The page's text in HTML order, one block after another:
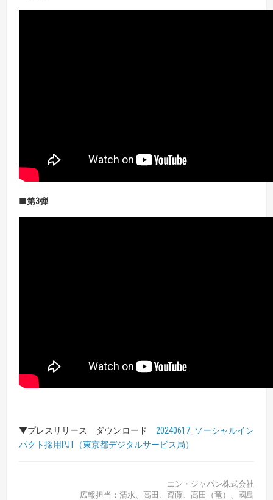
■第3弾
▼プレスリリース ダウンロード 20240617_ソーシャルイン
パクト採用PJT（東京都デジタルサービス局）
エン・ジャパン株式会社
広報担当：清水、高田、齊藤、高田（竜）、國島